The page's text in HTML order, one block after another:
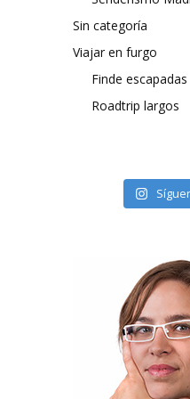
Sin categoría
Viajar en furgo
Finde escapadas
Roadtrip largos